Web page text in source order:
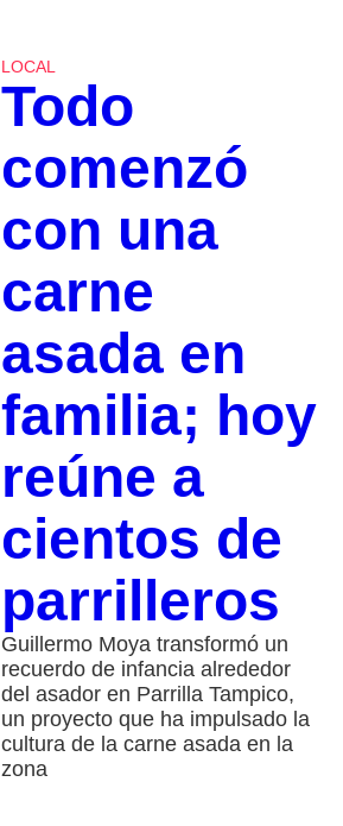
LOCAL
Todo
comenzó
con una
carne
asada en
familia; hoy
reúne a
cientos de
parrilleros
Guillermo Moya transformó un
recuerdo de infancia alrededor
del asador en Parrilla Tampico,
un proyecto que ha impulsado la
cultura de la carne asada en la
zona